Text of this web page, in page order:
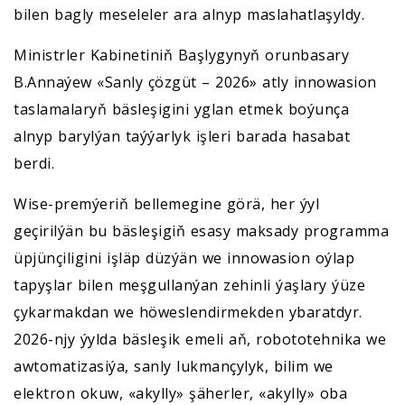
bilen bagly meseleler ara alnyp maslahatlaşyldy.
Ministrler Kabinetiniň Başlygynyň orunbasary
B.Annaýew «Sanly çözgüt – 2026» atly innowasion
taslamalaryň bäsleşigini yglan etmek boýunça
alnyp barylýan taýýarlyk işleri barada hasabat
berdi.
Wise-premýeriň bellemegine görä, her ýyl
geçirilýän bu bäsleşigiň esasy maksady programma
üpjünçiligini işläp düzýän we innowasion oýlap
tapyşlar bilen meşgullanýan zehinli ýaşlary ýüze
çykarmakdan we höweslendirmekden ybaratdyr.
2026-njy ýylda bäsleşik emeli aň, robototehnika we
awtomatizasiýa, sanly lukmançylyk, bilim we
elektron okuw, «akylly» şäherler, «akylly» oba